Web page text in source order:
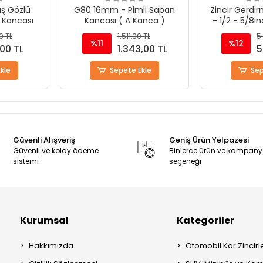
Sapan
)
TL
TL
Zincir Gerdirme Kollu Model
- 1/2 - 5/8inch - 13-16mm
%12
5.715,41 TL
5.055,94 TL
Sepete Ekle
Zincir
- 3/8 - 1/
%12
Güvenli Alışveriş
Güvenli ve kolay ödeme
sistemi
Geniş Ürün Yelpazesi
Binlerce ürün ve
seçeneği
Kurumsal
Hakkımızda
Kategoriler
Otomobil Kar